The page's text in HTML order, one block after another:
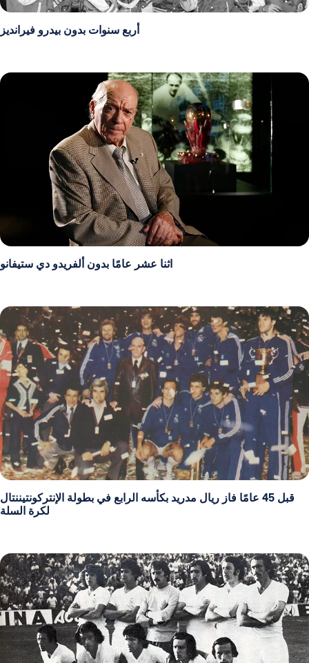
أربع سنوات بدون بيدرو فيرانديز
اثنا عشر عامًا بدون ألفريدو دي ستيفانو
قبل 45 عامًا فاز ريال مدريد بكأسه الرابع في بطولة الإنتركونتيننتال
لكرة السلة